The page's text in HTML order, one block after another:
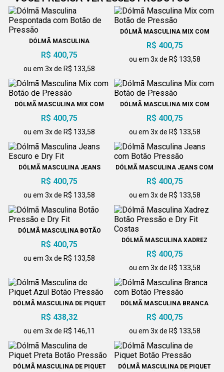
DÓLMÃ MASCULINA
PRESSÃO
R$ 400,75
ou em 3x de R$ 133,58
DÓLMÃ MASCULINA MIX COM
R$ 400,75
ou em 3x de R$ 133,58
DÓLMÃ MASCULINA MIX COM
R$ 400,75
ou em 3x de R$ 133,58
DÓLMÃ MASCULINA MIX COM
R$ 400,75
ou em 3x de R$ 133,58
DÓLMÃ MASCULINA JEANS
R$ 400,75
ou em 3x de R$ 133,58
DÓLMÃ MASCULINA JEANS COM
R$ 400,75
ou em 3x de R$ 133,58
DÓLMÃ MASCULINA BOTÃO
R$ 400,75
ou em 3x de R$ 133,58
DÓLMÃ MASCULINA XADREZ
COSTAS
R$ 400,75
ou em 3x de R$ 133,58
DÓLMÃ MASCULINA DE PIQUET
R$ 438,32
ou em 3x de R$ 146,11
DÓLMÃ MASCULINA BRANCA
R$ 400,75
ou em 3x de R$ 133,58
DÓLMÃ MASCULINA DE PIQUET
DÓLMÃ MASCULINA DE PIQUET